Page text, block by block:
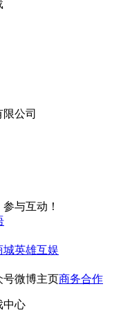
公司
与互动！
城英雄互娱
号微博主页商务合作
中心